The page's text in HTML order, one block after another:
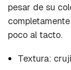
pesar de su
poco al tacto.
Textura: